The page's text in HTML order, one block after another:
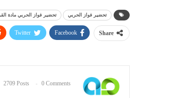
تحضير فواز الحربي تحضير فواز الحربي مادة
Share
Facebook
Twitter
2709 Posts 0 Comments